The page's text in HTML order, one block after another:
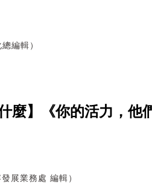
編輯）
麼】《你的活力，他
展業務處 編輯）